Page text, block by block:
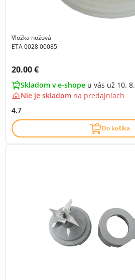
Vložka nožová
ETA 0028 00085
Cena s DPH:
20.00 €
Skladom v e-shope u vás už 10. 8.
Nie je skladom na predajniach
4.7
Do košíka